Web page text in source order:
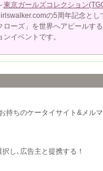
東京ガールズコレクション
の5周年記念と
ローズ」を世界へアピールす
ンイベントです。
持ちのケータイサイト&メル
し､広告主と提携する！